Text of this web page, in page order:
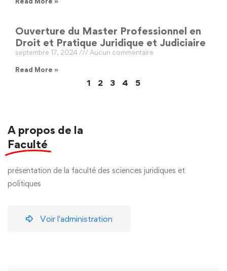
Ouverture du Master Professionnel en
Droit et Pratique Juridique et Judiciaire
septembre 17, 2024 Aucun commentaire
Read More »
1 2 3 4 5
A propos de la
Faculté
présentation de la faculté des sciences juridiques et
politiques
Voir l'administration